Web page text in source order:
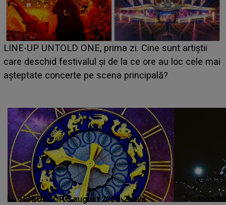
sunt artiștii
au loc cele mai
Ce a dezvăluit noua concurentă din
luat prin surprindere pe Emanuel.
BĂIATUL VIZAT de Alexandra?!
HOROSCOP 5 august 2026. Zodia
Irina